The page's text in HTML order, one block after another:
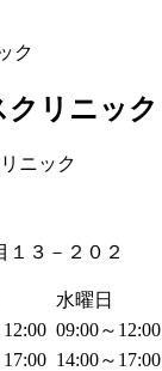
ク
リニック
１３－２０２
水曜日
09:00～12:00
14:00～17:00